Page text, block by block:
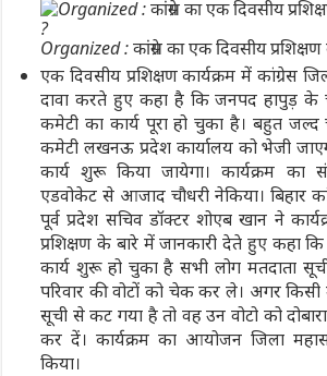
Organized : कांग्रेस का एक दिवसीय
एक दिवसीय प्रशिक्षण कार्यक्रम में कांग्रेस
दावा करते हुए कहा है कि जनपद हापुड़ के
कमेटी का कार्य पूरा हो चुका है। बहुत जल्द
कमेटी लखनऊ प्रदेश कार्यालय को भेजी
कार्य शुरू किया जायेगा। कार्यक्रम का
एडवोकेट से आजाद चौधरी नेकिया। बिहार
पूर्व प्रदेश सचिव डॉक्टर शोएब खान ने
प्रशिक्षण के बारे में जानकारी देते हुए कहा
कार्य शुरू हो चुका है सभी लोग मतदाता
परिवार की वोटों को चेक कर ले। अगर किसी
सूची से कट गया है तो वह उन वोटो को
कर दें। कार्यक्रम का आयोजन जिला
किया।